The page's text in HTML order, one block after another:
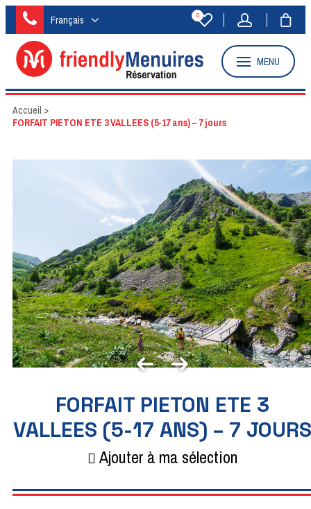
Français 0
MENU
Accueil >
FORFAIT PIETON ETE 3 VALLEES (5-17 ans) – 7 jours
FORFAIT PIETON ETE 3
VALLEES (5-17 ANS) – 7 JOURS
Ajouter à ma sélection